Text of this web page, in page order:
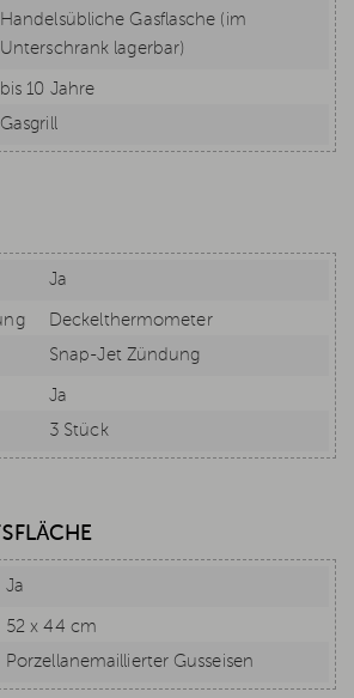
Handelsübliche Gasflasche (im
Unterschrank lagerbar)
bis 10 Jahre
Gasgrill
Ja
Deckelthermometer
Snap-Jet Zündung
Ja
3 Stück
Ja
52 x 44 cm
Porzellanemaillierter Gusseisen